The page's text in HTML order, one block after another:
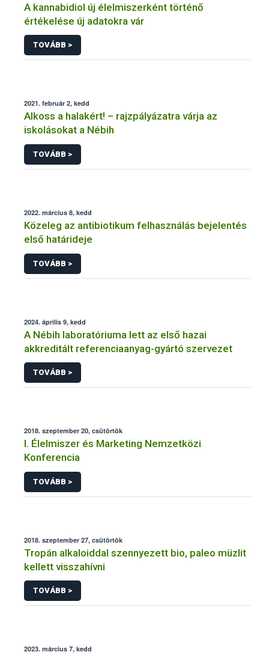
A kannabidiol új élelmiszerként történő
értékelése új adatokra vár
TOVÁBB >
2021. február 2, kedd
Alkoss a halakért! – rajzpályázatra várja az
iskolásokat a Nébih
TOVÁBB >
2022. március 8, kedd
Közeleg az antibiotikum felhasználás bejelentés
első határideje
TOVÁBB >
2024. április 9, kedd
A Nébih laboratóriuma lett az első hazai
akkreditált referenciaanyag-gyártó szervezet
TOVÁBB >
2018. szeptember 20, csütörtök
I. Élelmiszer és Marketing Nemzetközi
Konferencia
TOVÁBB >
2018. szeptember 27, csütörtök
Tropán alkaloiddal szennyezett bio, paleo müzlit
kellett visszahívni
TOVÁBB >
2023. március 7, kedd